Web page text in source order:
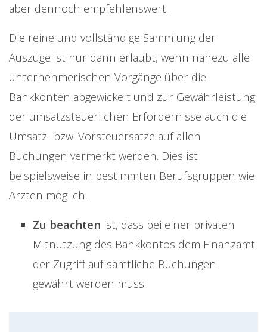
aber dennoch empfehlenswert.
Die reine und vollständige Sammlung der
Auszüge ist nur dann erlaubt, wenn nahezu alle
unternehmerischen Vorgänge über die
Bankkonten abgewickelt und zur Gewährleistung
der umsatzsteuerlichen Erfordernisse auch die
Umsatz- bzw. Vorsteuersätze auf allen
Buchungen vermerkt werden. Dies ist
beispielsweise in bestimmten Berufsgruppen wie
Ärzten möglich.
Zu beachten ist, dass bei einer privaten
Mitnutzung des Bankkontos dem Finanzamt
der Zugriff auf sämtliche Buchungen
gewährt werden muss.